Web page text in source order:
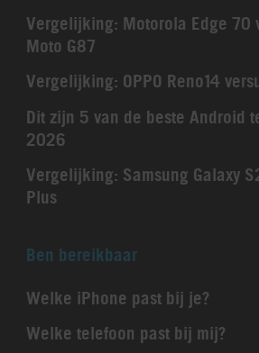
Vergelijking: Motorola Edge 70
Moto G87
Vergelijking: OPPO Reno14
Dit zijn 5 van de beste Android
2026
Vergelijking: Samsung Galaxy
Plus
Ben bereikbaar
Welke iPhone past bij je?
Welke telefoon past bij mij?